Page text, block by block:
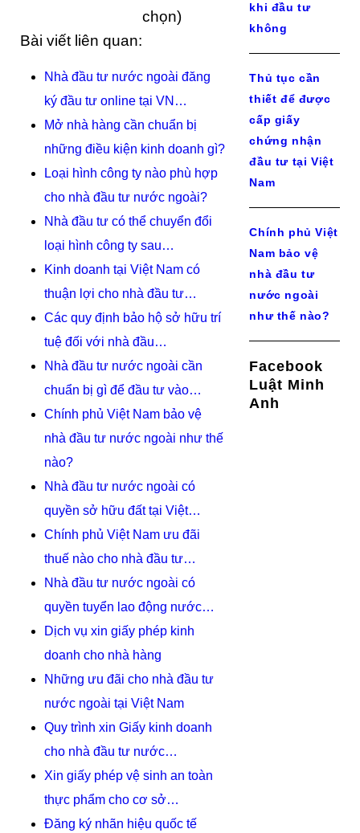
chọn)
Bài viết liên quan:
Nhà đầu tư nước ngoài đăng
ký đầu tư online tại VN…
Mở nhà hàng cần chuẩn bị
những điều kiện kinh doanh gì?
Loại hình công ty nào phù hợp
cho nhà đầu tư nước ngoài?
Nhà đầu tư có thể chuyển đổi
loại hình công ty sau…
Kinh doanh tại Việt Nam có
thuận lợi cho nhà đầu tư…
Các quy định bảo hộ sở hữu trí
tuệ đối với nhà đầu…
Nhà đầu tư nước ngoài cần
chuẩn bị gì để đầu tư vào…
Chính phủ Việt Nam bảo vệ
nhà đầu tư nước ngoài như thế
nào?
Nhà đầu tư nước ngoài có
quyền sở hữu đất tại Việt…
Chính phủ Việt Nam ưu đãi
thuế nào cho nhà đầu tư…
Nhà đầu tư nước ngoài có
quyền tuyển lao động nước…
Dịch vụ xin giấy phép kinh
doanh cho nhà hàng
Những ưu đãi cho nhà đầu tư
nước ngoài tại Việt Nam
Quy trình xin Giấy kinh doanh
cho nhà đầu tư nước…
Xin giấy phép vệ sinh an toàn
thực phẩm cho cơ sở…
Đăng ký nhãn hiệu quốc tế
khi đầu tư
không
Thủ tục cần
thiết để được
cấp giấy
chứng nhận
đầu tư tại Việt
Nam
Chính phủ Việt
Nam bảo vệ
nhà đầu tư
nước ngoài
như thế nào?
Facebook
Luật Minh
Anh